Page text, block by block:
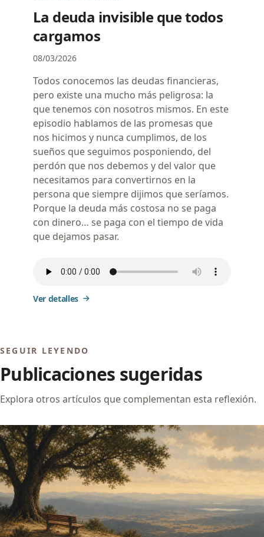
La deuda invisible que todos
cargamos
08/03/2026
Todos conocemos las deudas financieras,
pero existe una mucho más peligrosa: la
que tenemos con nosotros mismos. En este
episodio hablamos de las promesas que
nos hicimos y nunca cumplimos, de los
sueños que seguimos posponiendo, del
perdón que nos debemos y del valor que
necesitamos para convertirnos en la
persona que siempre dijimos que seríamos.
Porque la deuda más costosa no se paga
con dinero… se paga con el tiempo de vida
que dejamos pasar.
Ver detalles
SEGUIR LEYENDO
Publicaciones sugeridas
Explora otros artículos que complementan esta reflexión.